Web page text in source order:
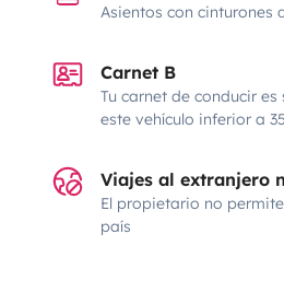
Asientos con cinturones
Carnet B
Tu carnet de conducir
este vehículo inferior a
Viajes al extranjero
El propietario no
país